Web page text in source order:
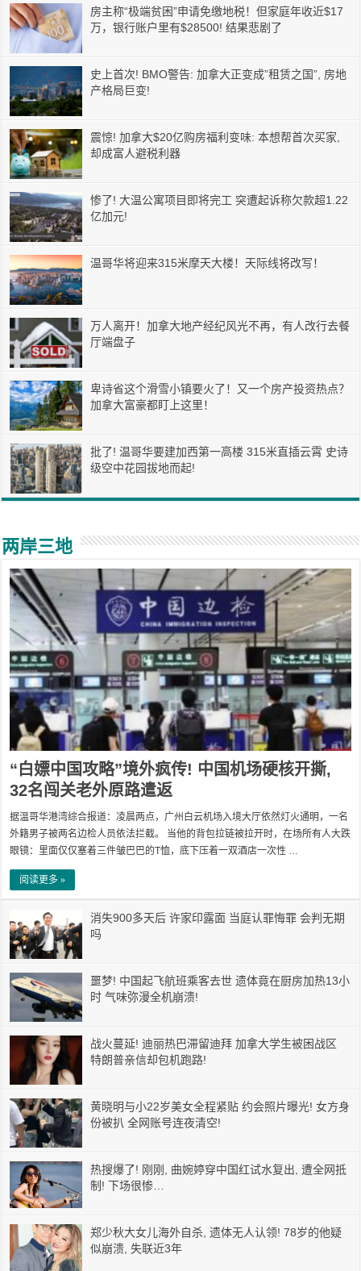
房主称“极端贫困”申请免缴地税！但家庭年收近$17
万，银行账户里有$28500! 结果悲剧了
史上首次! BMO警告: 加拿大正变成”租赁之国”, 房地
产格局巨变!
震惊! 加拿大$20亿购房福利变味: 本想帮首次买家,
却成富人避税利器
惨了! 大温公寓项目即将完工 突遭起诉称欠款超1.22
亿加元!
温哥华将迎来315米摩天大楼！天际线将改写！
万人离开！加拿大地产经纪风光不再，有人改行去餐
厅端盘子
卑诗省这个滑雪小镇要火了！又一个房产投资热点？
加拿大富豪都盯上这里！
批了! 温哥华要建加西第一高楼 315米直插云霄 史诗
级空中花园拔地而起!
两岸三地
“白嫖中国攻略”境外疯传! 中国机场硬核开撕,
32名闯关老外原路遣返
据温哥华港湾综合报道：凌晨两点，广州白云机场入境大厅依然灯火通明，一名
外籍男子被两名边检人员依法拦截。 当他的背包拉链被拉开时，在场所有人大跌
眼镜：里面仅仅塞着三件皱巴巴的T恤，底下压着一双酒店一次性 …
阅读更多 »
消失900多天后 许家印露面 当庭认罪悔罪 会判无期
吗
噩梦! 中国起飞航班乘客去世 遗体竟在厨房加热13小
时 气味弥漫全机崩溃!
战火蔓延! 迪丽热巴滞留迪拜 加拿大学生被困战区
特朗普亲信却包机跑路!
黄晓明与小22岁美女全程紧贴 约会照片曝光! 女方身
份被扒 全网账号连夜清空!
热搜爆了! 刚刚, 曲婉婷穿中国红试水复出, 遭全网抵
制! 下场很惨…
郑少秋大女儿海外自杀, 遗体无人认领! 78岁的他疑
似崩溃, 失联近3年